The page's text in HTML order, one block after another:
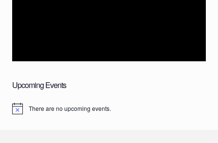
Upcoming Events
N
There are no upcoming events.